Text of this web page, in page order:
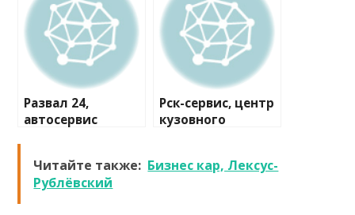
Развал 24,
автосервис
Рск-сервис, центр
кузовного
Читайте также: Бизнес кар, Лексус-
Рублёвский